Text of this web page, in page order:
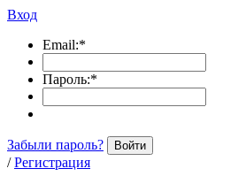
Вход
Email:*
Пароль:*
Забыли пароль? Войти
/ Регистрация